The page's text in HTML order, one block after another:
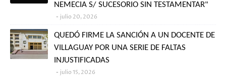
NEMECIA S/ SUCESORIO SIN TESTAMENTAR"
julio 20, 2026
QUEDÓ FIRME LA SANCIÓN A UN DOCENTE DE
VILLAGUAY POR UNA SERIE DE FALTAS
INJUSTIFICADAS
julio 15, 2026